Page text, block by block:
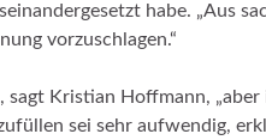
habe. „Aus
vorzuschlagen.“
sagt Kristian Hoffmann, „aber
sei sehr aufwendig,